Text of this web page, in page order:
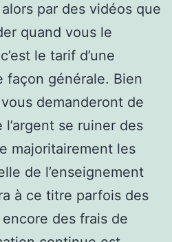
par des vidéos que
quand vous le
le tarif d’une
façon générale. Bien
demanderont de
se ruiner des
majoritairement les
de l’enseignement
à ce titre parfois des
des frais de